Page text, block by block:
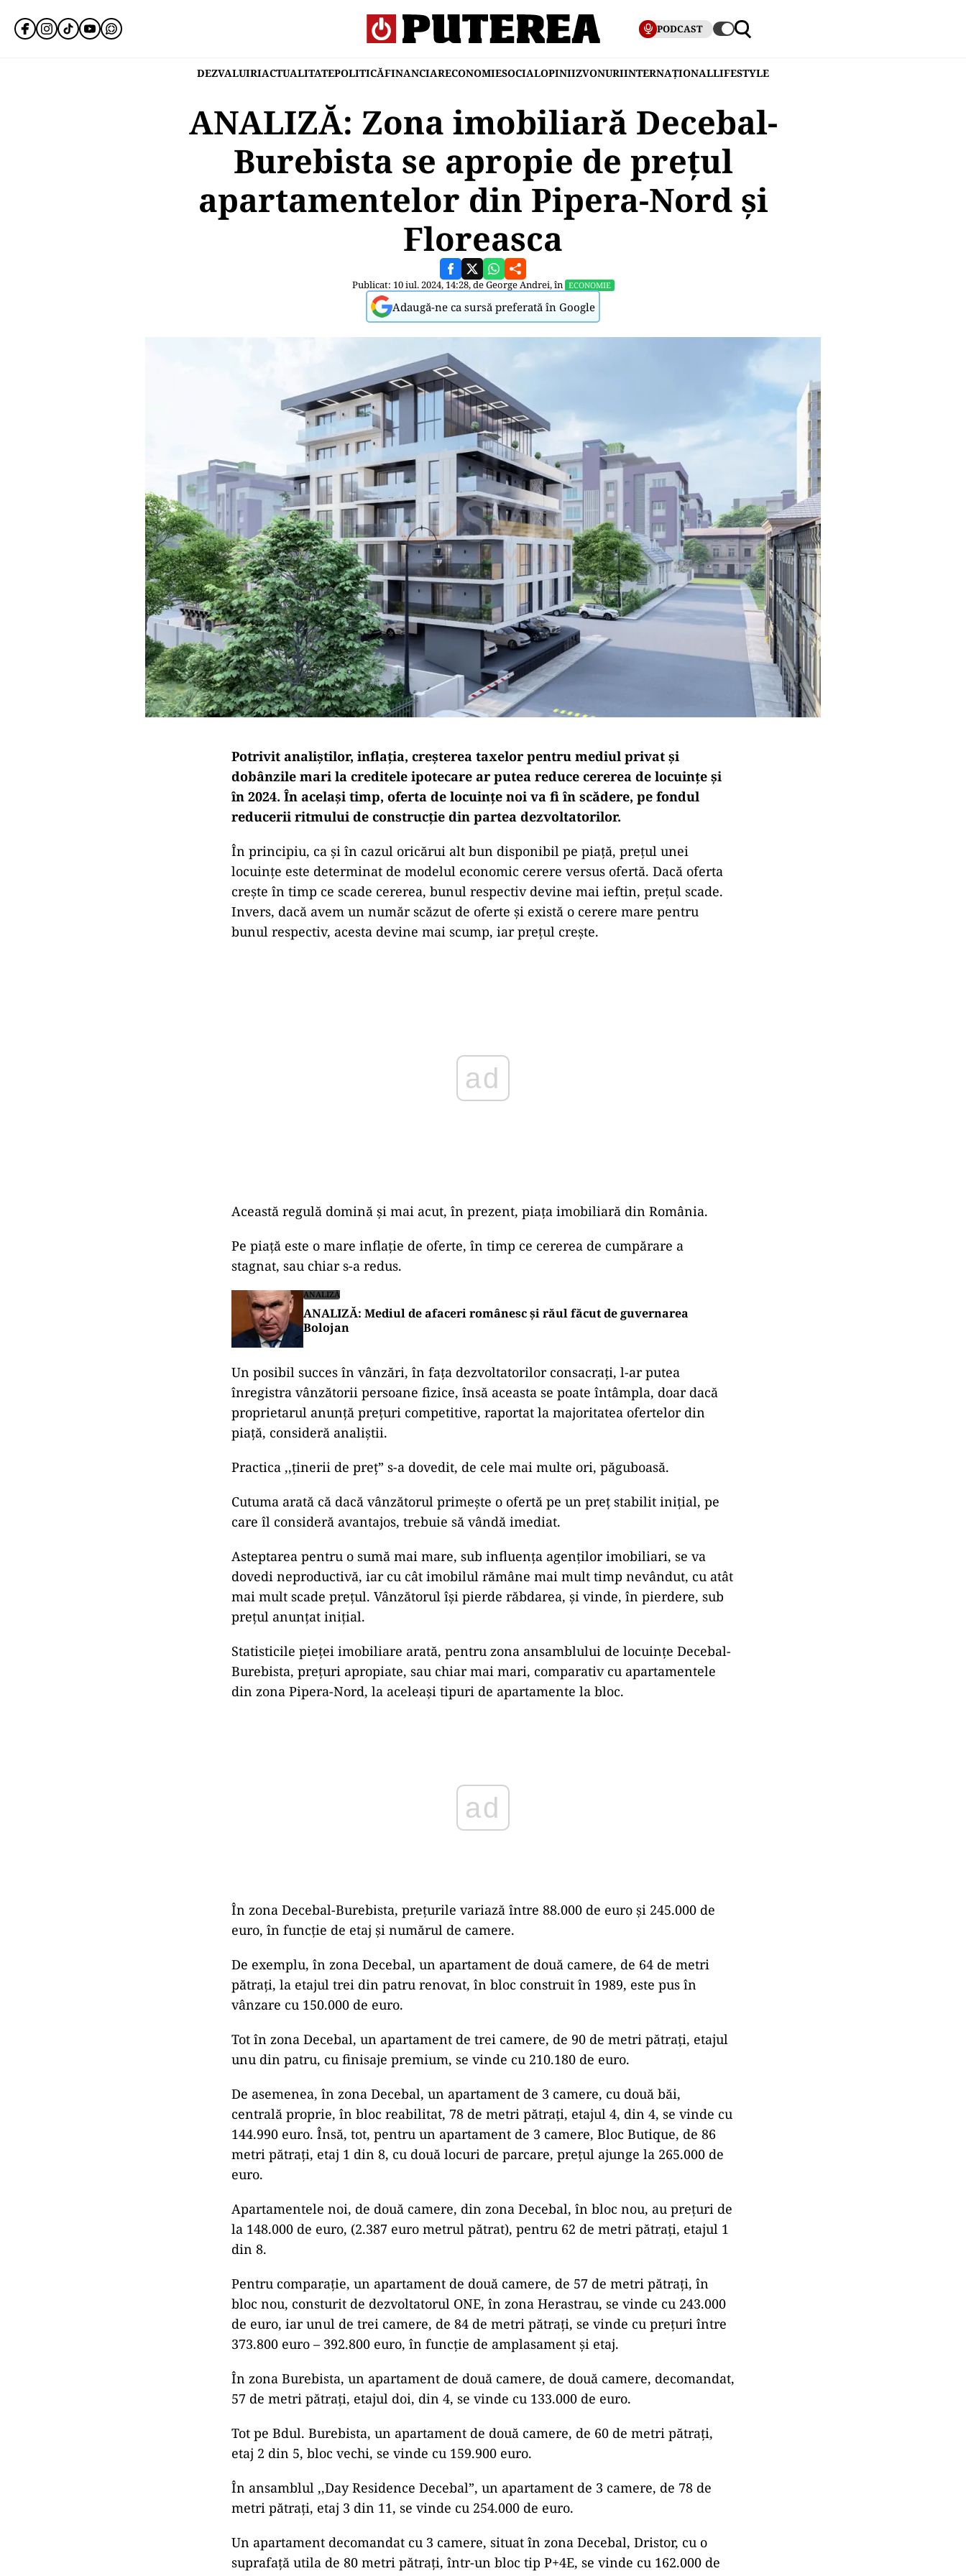
PODCAST
DEZVALUIRIACTUALITATEPOLITICĂFINANCIARECONOMIESOCIALOPINIIZVONURIINTERNAȚIONALLIFESTYLE
ANALIZĂ: Zona imobiliară Decebal-
Burebista se apropie de prețul
apartamentelor din Pipera-Nord și
Floreasca
Publicat: 10 iul. 2024, 14:28, deGeorge Andrei, în ECONOMIE
Adaugă-ne ca sursă preferată în Google
Potrivit analiștilor, inflația, creșterea taxelor pentru mediul privat și
dobânzile mari la creditele ipotecare ar putea reduce cererea de locuințe și
în 2024. În același timp, oferta de locuințe noi va fi în scădere, pe fondul
reducerii ritmului de construcție din partea dezvoltatorilor.
În principiu, ca și în cazul oricărui alt bun disponibil pe piață, prețul unei
locuințe este determinat de modelul economic cerere versus ofertă. Dacă oferta
crește în timp ce scade cererea, bunul respectiv devine mai ieftin, prețul scade.
Invers, dacă avem un număr scăzut de oferte și există o cerere mare pentru
bunul respectiv, acesta devine mai scump, iar prețul crește.
Această regulă domină și mai acut, în prezent, piața imobiliară din România.
Pe piață este o mare inflație de oferte, în timp ce cererea de cumpărare a
stagnat, sau chiar s-a redus.
ANALIZĂ
ANALIZĂ: Mediul de afaceri românesc și răul făcut de guvernarea
Bolojan
Un posibil succes în vânzări, în fața dezvoltatorilor consacrați, l-ar putea
înregistra vânzătorii persoane fizice, însă aceasta se poate întâmpla, doar dacă
proprietarul anunță prețuri competitive, raportat la majoritatea ofertelor din
piață, consideră analiștii.
Practica ,,ținerii de preț” s-a dovedit, de cele mai multe ori, păguboasă.
Cutuma arată că dacă vânzătorul primește o ofertă pe un preț stabilit inițial, pe
care îl consideră avantajos, trebuie să vândă imediat.
Asteptarea pentru o sumă mai mare, sub influența agenților imobiliari, se va
dovedi neproductivă, iar cu cât imobilul rămâne mai mult timp nevândut, cu atât
mai mult scade prețul. Vânzătorul își pierde răbdarea, și vinde, în pierdere, sub
prețul anunțat inițial.
Statisticile pieței imobiliare arată, pentru zona ansamblului de locuințe Decebal-
Burebista, prețuri apropiate, sau chiar mai mari, comparativ cu apartamentele
din zona Pipera-Nord, la aceleași tipuri de apartamente la bloc.
ad
În zona Decebal-Burebista, prețurile variază între 88.000 de euro și 245.000 de
euro, în funcție de etaj și numărul de camere.
De exemplu, în zona Decebal, un apartament de două camere, de 64 de metri
pătrați, la etajul trei din patru renovat, în bloc construit în 1989, este pus în
vânzare cu 150.000 de euro.
Tot în zona Decebal, un apartament de trei camere, de 90 de metri pătrați, etajul
unu din patru, cu finisaje premium, se vinde cu 210.180 de euro.
De asemenea, în zona Decebal, un apartament de 3 camere, cu două băi,
centrală proprie, în bloc reabilitat, 78 de metri pătrați, etajul 4, din 4, se vinde cu
144.990 euro. Însă, tot, pentru un apartament de 3 camere, Bloc Butique, de 86
metri pătrați, etaj 1 din 8, cu două locuri de parcare, prețul ajunge la 265.000 de
euro.
Apartamentele noi, de două camere, din zona Decebal, în bloc nou, au prețuri de
la 148.000 de euro, (2.387 euro metrul pătrat), pentru 62 de metri pătrați, etajul 1
din 8.
Pentru comparație, un apartament de două camere, de 57 de metri pătrați, în
bloc nou, consturit de dezvoltatorul ONE, în zona Herastrau, se vinde cu 243.000
de euro, iar unul de trei camere, de 84 de metri pătrați, se vinde cu prețuri între
373.800 euro – 392.800 euro, în funcție de amplasament și etaj.
În zona Burebista, un apartament de două camere, de două camere, decomandat,
57 de metri pătrați, etajul doi, din 4, se vinde cu 133.000 de euro.
Tot pe Bdul. Burebista, un apartament de două camere, de 60 de metri pătrați,
etaj 2 din 5, bloc vechi, se vinde cu 159.900 euro.
În ansamblul ,,Day Residence Decebal”, un apartament de 3 camere, de 78 de
metri pătrați, etaj 3 din 11, se vinde cu 254.000 de euro.
Un apartament decomandat cu 3 camere, situat în zona Decebal, Dristor, cu o
suprafață utila de 80 metri pătrați, într-un bloc tip P+4E, se vinde cu 162.000 de